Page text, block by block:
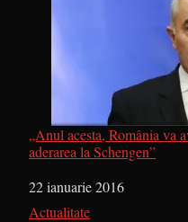
„Anul acesta, România va
aderarea la Schengen”
Dată
22 ianuarie 2016
În legătură cu
Actualitate